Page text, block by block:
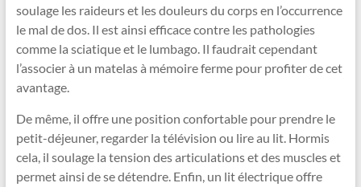
soulage les raideurs et les douleurs du corps en l’occurrence
le mal de dos. Il est ainsi efficace contre les pathologies
comme la sciatique et le lumbago. Il faudrait cependant
l’associer à un matelas à mémoire ferme pour profiter de cet
avantage.
De même, il offre une position confortable pour prendre le
petit-déjeuner, regarder la télévision ou lire au lit. Hormis
cela, il soulage la tension des articulations et des muscles et
permet ainsi de se détendre. Enfin, un lit électrique offre